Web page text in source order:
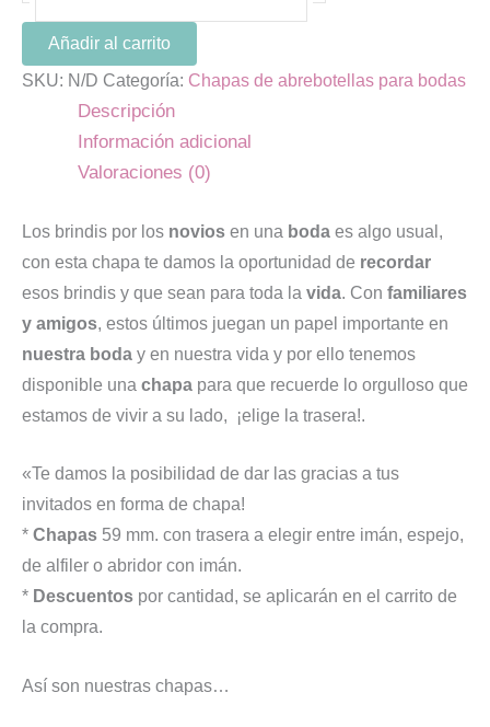
Añadir al carrito
SKU: N/D Categoría: Chapas de abrebotellas para bodas
Descripción
Información adicional
Valoraciones (0)
Los brindis por los novios en una boda es algo usual,
con esta chapa te damos la oportunidad de recordar
esos brindis y que sean para toda la vida. Con familiares
y amigos, estos últimos juegan un papel importante en
nuestra boda y en nuestra vida y por ello tenemos
disponible una chapa para que recuerde lo orgulloso que
estamos de vivir a su lado, ¡elige la trasera!.
«Te damos la posibilidad de dar las gracias a tus
invitados en forma de chapa!
* Chapas 59 mm. con trasera a elegir entre imán, espejo,
de alfiler o abridor con imán.
* Descuentos por cantidad, se aplicarán en el carrito de
la compra.
Así son nuestras chapas…